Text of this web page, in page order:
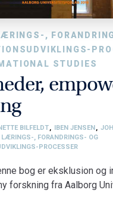
,
STUDIES
BILFELDT, IBEN JENSEN,
LÆRINGS-, FORANDRINGS- OG
PROCESSER
bog er eksklusion og
forskning fra Aalborg
Aarhus